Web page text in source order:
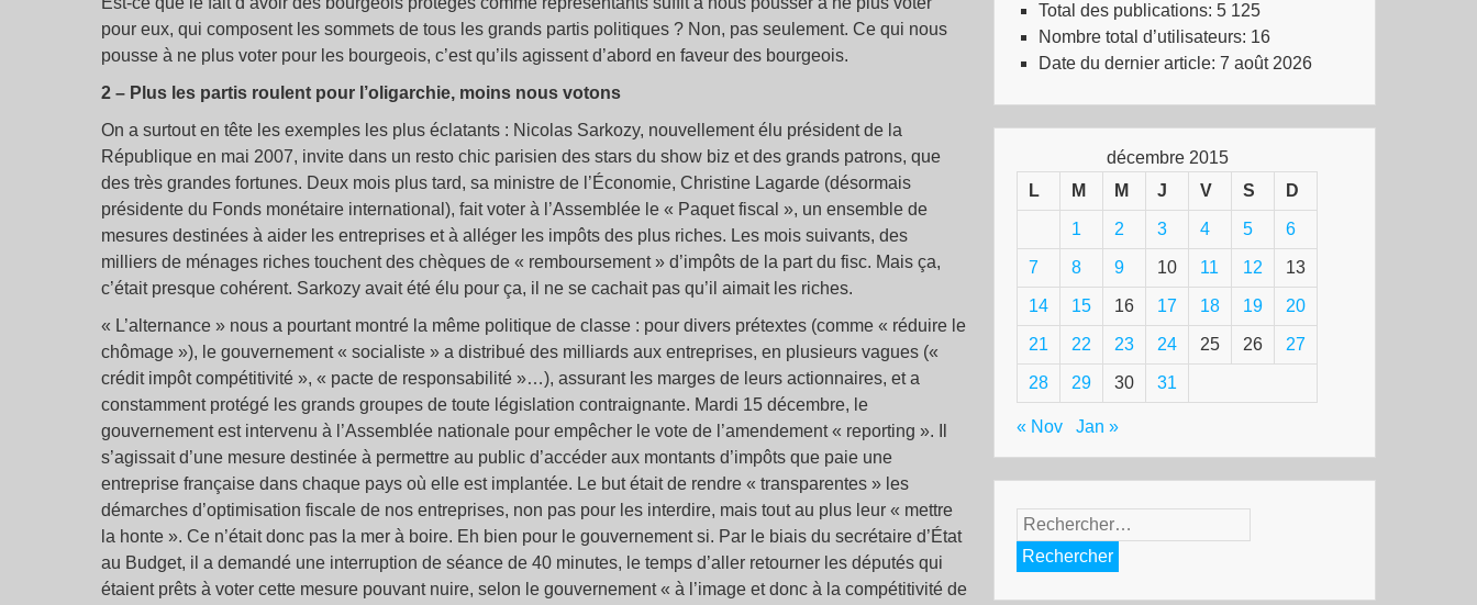
pour eux, qui composent les sommets de tous les grands partis politiques ? Non, pas seulement. Ce qui nous
pousse à ne plus voter pour les bourgeois, c’est qu’ils agissent d’abord en faveur des bourgeois.
2 – Plus les partis roulent pour l’oligarchie, moins nous votons
On a surtout en tête les exemples les plus éclatants : Nicolas Sarkozy, nouvellement élu président de la
République en mai 2007, invite dans un resto chic parisien des stars du show biz et des grands patrons, que
des très grandes fortunes. Deux mois plus tard, sa ministre de l’Économie, Christine Lagarde (désormais
présidente du Fonds monétaire international), fait voter à l’Assemblée le « Paquet fiscal », un ensemble de
mesures destinées à aider les entreprises et à alléger les impôts des plus riches. Les mois suivants, des
milliers de ménages riches touchent des chèques de « remboursement » d’impôts de la part du fisc. Mais ça,
c’était presque cohérent. Sarkozy avait été élu pour ça, il ne se cachait pas qu’il aimait les riches.
« L’alternance » nous a pourtant montré la même politique de classe : pour divers prétextes (comme « réduire le
chômage »), le gouvernement « socialiste » a distribué des milliards aux entreprises, en plusieurs vagues («
crédit impôt compétitivité », « pacte de responsabilité »…), assurant les marges de leurs actionnaires, et a
constamment protégé les grands groupes de toute législation contraignante. Mardi 15 décembre, le
gouvernement est intervenu à l’Assemblée nationale pour empêcher le vote de l’amendement « reporting ». Il
s’agissait d’une mesure destinée à permettre au public d’accéder aux montants d’impôts que paie une
entreprise française dans chaque pays où elle est implantée. Le but était de rendre « transparentes » les
démarches d’optimisation fiscale de nos entreprises, non pas pour les interdire, mais tout au plus leur « mettre
la honte ». Ce n’était donc pas la mer à boire. Eh bien pour le gouvernement si. Par le biais du secrétaire d’État
au Budget, il a demandé une interruption de séance de 40 minutes, le temps d’aller retourner les députés qui
étaient prêts à voter cette mesure pouvant nuire, selon le gouvernement « à l’image et donc à la compétitivité de
Total des publications: 5 125
Nombre total d’utilisateurs: 16
Date du dernier article: 7 août 2026
décembre 2015
L
M M J V S D
1 2 3 4 5 6
7 8 9 10 11 12 13
14 15 16 17 18 19 20
21 22 23 24 25 26 27
28 29 30 31
« Nov Jan »
Rechercher :